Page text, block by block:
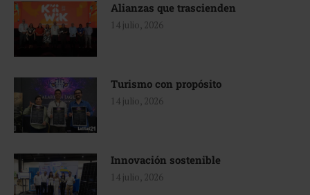
Alianzas que trascienden
14 julio, 2026
Turismo con propósito
14 julio, 2026
Innovación sostenible
14 julio, 2026